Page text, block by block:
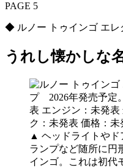
PAGE 5
◆ ルノー トゥインゴ エレ
うれし懐かしな
▲ ヘッドライトやド
ランプなど随所に円
インゴ。これは初代